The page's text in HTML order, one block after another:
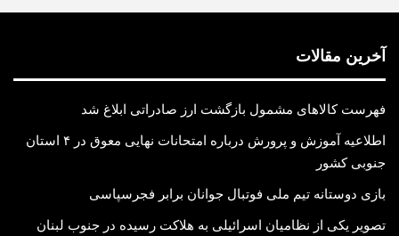
آخرین مقالات
فهرست کالاهای مشمول بازگشت ارز صادراتی ابلاغ شد
اطلاعیه آموزش و پرورش درباره امتحانات نهایی معوق در ۴ استان
جنوبی کشور
بازی دوستانه تیم ملی فوتبال جوانان برابر فجرسپاسی
تصویر یکی از نظامیان اسرائیلی به هلاکت رسیده در جنوب لبنان